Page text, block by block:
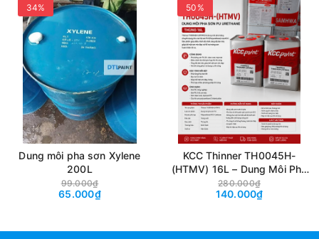
34%
Dung môi pha sơn Xylene
200L
99.000₫
65.000₫
50%
KCC Thinner TH0045H-
(HTMV) 16L – Dung Môi Pha
Sơn PU Urethane
280.000₫
140.000₫